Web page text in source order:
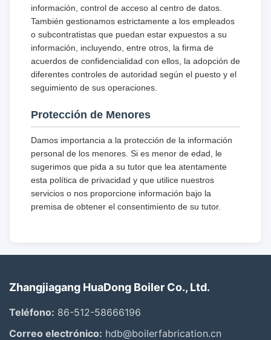
información, control de acceso al centro de datos.
También gestionamos estrictamente a los empleados
o subcontratistas que puedan estar expuestos a su
información, incluyendo, entre otros, la firma de
acuerdos de confidencialidad con ellos, la adopción de
diferentes controles de autoridad según el puesto y el
seguimiento de sus operaciones.
Protección de Menores
Damos importancia a la protección de la información
personal de los menores. Si es menor de edad, le
sugerimos que pida a su tutor que lea atentamente
esta política de privacidad y que utilice nuestros
servicios o nos proporcione información bajo la
premisa de obtener el consentimiento de su tutor.
Zhangjiagang HuaDong Boiler Co., Ltd.
Teléfono: 86-512-58666196
Correo electrónico: hdb@boilerfabrication.cn